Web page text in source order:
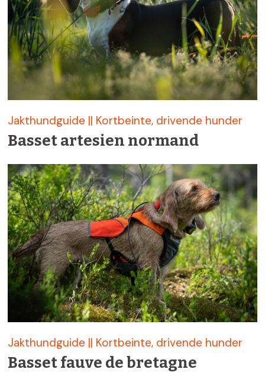
Jakthundguide || Kortbeinte, drivende hunder
Basset artesien normand
Jakthundguide || Kortbeinte, drivende hunder
Basset fauve de bretagne